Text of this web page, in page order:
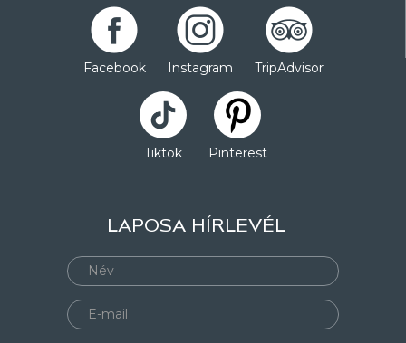
Facebook Instagram TripAdvisor
Tiktok Pinterest
LAPOSA HÍRLEVÉL